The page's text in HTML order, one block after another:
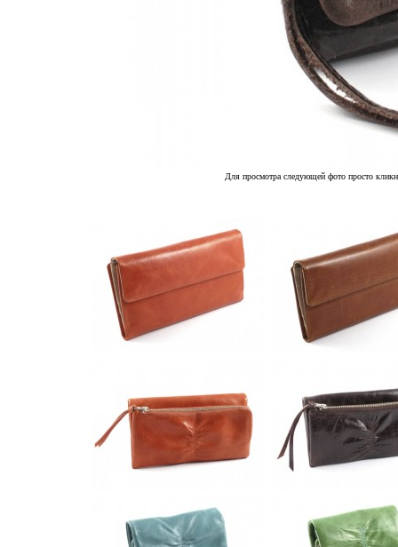
Для просмотра следующей фото просто